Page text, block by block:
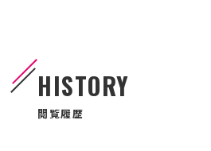
HISTORY
閲覧履歴